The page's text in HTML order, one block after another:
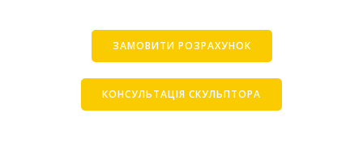
ЗАМОВИТИ РОЗРАХУНОК
КОНСУЛЬТАЦІЯ СКУЛЬПТОРА